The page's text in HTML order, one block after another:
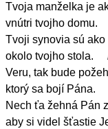
Tvoja manželka je
vnútri tvojho domu.
Tvoji synovia sú
okolo tvojho stola.
Veru, tak bude
ktorý sa bojí Pána.
Nech ťa žehná Pán
aby si videl šťastie